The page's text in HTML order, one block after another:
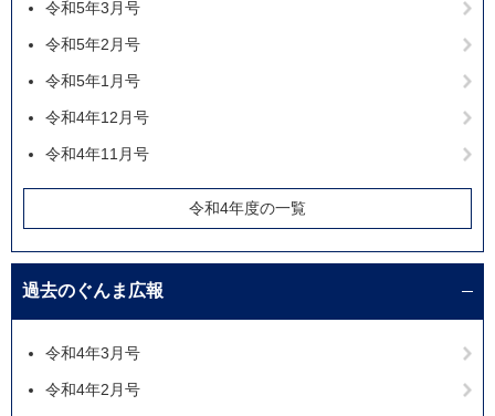
令和5年3月号
令和5年2月号
令和5年1月号
令和4年12月号
令和4年11月号
令和4年度の一覧
過去のぐんま広報
令和4年3月号
令和4年2月号